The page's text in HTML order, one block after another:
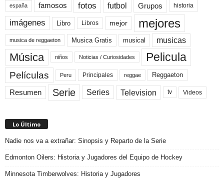
españa famosos fotos futbol Grupos historia
imágenes Libro Libros mejor mejores
musica de reggaeton Musica Gratis musical musicas
Música niños Noticias / Curiosidades Pelicula
Películas Peru Principales reggae Reggaeton
Resumen Serie Series Television tv Videos
Lo Último
Nadie nos va a extrañar: Sinopsis y Reparto de la Serie
Edmonton Oilers: Historia y Jugadores del Equipo de Hockey
Minnesota Timberwolves: Historia y Jugadores